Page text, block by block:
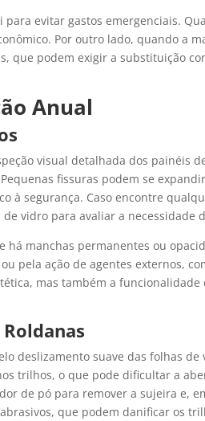
evitar gastos emergenciais.
Por outro lado, quando a
que podem exigir a substituição
Anual
visual detalhada dos painéis
fissuras podem se
à segurança. Caso encontre
vidro para avaliar a necessidade
há manchas permanentes ou
pela ação de agentes externos,
mas também a
deslizamento suave das folhas
trilhos, o que pode dificultar a
de pó para remover a sujeira e,
que podem danificar os